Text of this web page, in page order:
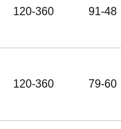
120-360 91-48
120-360 79-60